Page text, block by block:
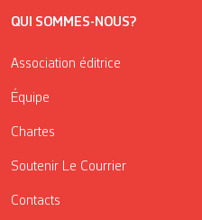
QUI SOMMES-NOUS?
Association éditrice
Équipe
Chartes
Soutenir Le Courrier
Contacts